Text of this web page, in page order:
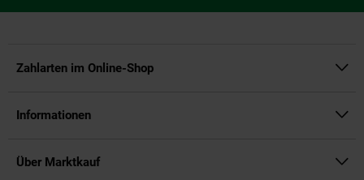
Zahlarten im Online-Shop
Informationen
Über Marktkauf